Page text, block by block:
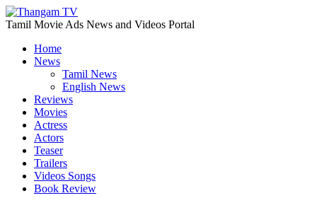
Tamil Movie Ads News and Videos Portal
Home
News
Tamil News
English News
Reviews
Movies
Actress
Actors
Teaser
Trailers
Videos Songs
Book Review